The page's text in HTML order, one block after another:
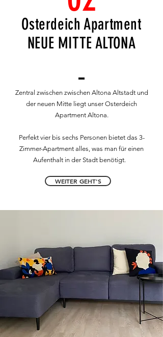
Osterdeich Apartment
NEUE MITTE ALTONA
Zentral zwischen zwischen Altona Altstadt und
der neuen Mitte liegt unser Osterdeich
Apartment Altona.
Perfekt vier bis sechs Personen bietet das 3-
Zimmer-Apartment alles, was man für einen
Aufenthalt in der Stadt benötigt.
WEITER GEHT'S